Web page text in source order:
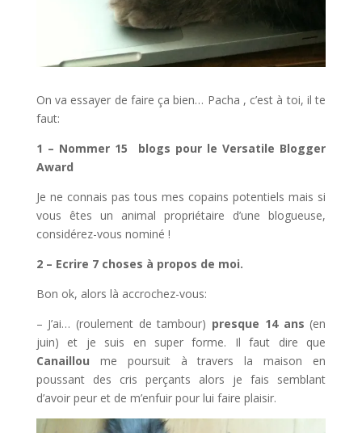
On va essayer de faire ça bien… Pacha , c’est à toi, il te
faut:
1 – Nommer 15
blogs pour leVersatile Blogger
Award
Je ne connais pas tous mes copains potentiels mais si
vous êtes un animal propriétaire d’une blogueuse,
considérez-vous nominé !
2 – Ecrire 7 choses à propos de moi.
Bon ok, alors là accrochez-vous:
– J’ai… (roulement de tambour) presque 14 ans (en
juin) et je suis en super forme. Il faut dire que
Canaillou me poursuit à travers la maison en
poussant des cris perçants alors je fais semblant
d’avoir peur et de m’enfuir pour lui faire plaisir.